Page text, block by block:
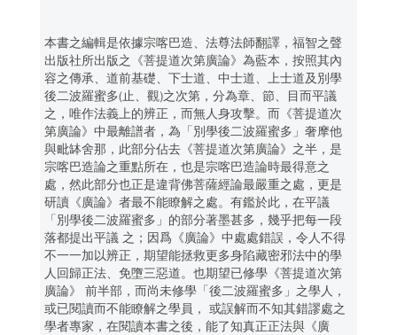
本書之編輯是依據宗喀巴造、法尊法師翻譯，福智之聲
出版社所出版之《菩提道次第廣論》為藍本，按照其內
容之傳承、道前基礎、下士道、中士道、上士道及別學
後二波羅蜜多(止、觀)之次第，分為章、節、目而平議
之，唯作法義上的辨正，而無人身攻擊。而《菩提道次
第廣論》中最離譜者，為「別學後二波羅蜜多」奢摩他
與毗缽舍那，此部分佔去《菩提道次第廣論》之半，是
宗喀巴造論之重點所在，也是宗喀巴造論時最得意之
處，然此部分也正是違背佛菩薩經論最嚴重之處，更是
研讀《廣論》者最不能瞭解之處。有鑑於此，在平議
「別學後二波羅蜜多」的部分著墨甚多，幾乎把每一段
落都提出平議 之；因爲《廣論》中處處錯誤，令人不得
不一一加以辨正，期望能拯救更多身陷藏密邪法中的學
人回歸正法、免墮三惡道。也期望已修學《菩提道次第
廣論》 前半部，而尚未修學「後二波羅蜜多」之學人，
或已閱讀而不能瞭解之學員， 或誤解而不知其錯謬處之
學者專家，在閱讀本書之後，能了知真正正法與《廣